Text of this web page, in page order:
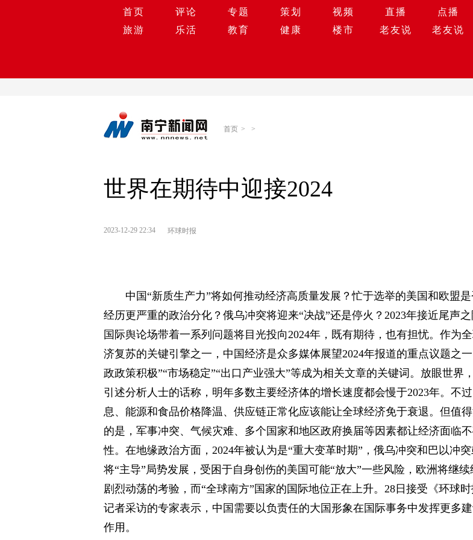
首页 评论 专题 策划 视频 直播 点播
旅游
乐活 教育 健康 楼市 老友说 老友说
首页 > >
世界在期待中迎接2024
2023-12-29 22:34 环球时报
中国“新质生产力”将如何推动经济高质量发展？忙于选举的美国和欧盟
经历更严重的政治分化？俄乌冲突将迎来“决战”还是停火？2023年接近尾声之
国际舆论场带着一系列问题将目光投向2024年，既有期待，也有担忧。作为
济复苏的关键引擎之一，中国经济是众多媒体展望2024年报道的重点议题之
政政策积极”“市场稳定”“出口产业强大”等成为相关文章的关键词。放眼世界
引述分析人士的话称，明年多数主要经济体的增长速度都会慢于2023年。不
息、能源和食品价格降温、供应链正常化应该能让全球经济免于衰退。但值
的是，军事冲突、气候灾难、多个国家和地区政府换届等因素都让经济面临
性。在地缘政治方面，2024年被认为是“重大变革时期”，俄乌冲突和巴以冲
将“主导”局势发展，受困于自身创伤的美国可能“放大”一些风险，欧洲将继续
剧烈动荡的考验，而“全球南方”国家的国际地位正在上升。28日接受《环球时
记者采访的专家表示，中国需要以负责任的大国形象在国际事务中发挥更多
作用。